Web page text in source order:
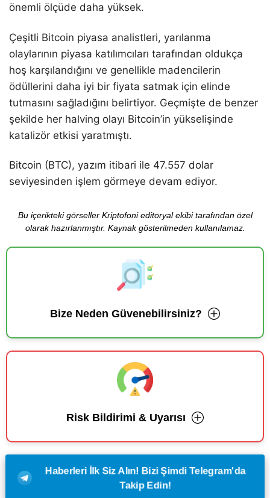
önemli ölçüde daha yüksek.
Çeşitli Bitcoin piyasa analistleri, yarılanma
olaylarının piyasa katılımcıları tarafından oldukça
hoş karşılandığını ve genellikle madencilerin
ödüllerini daha iyi bir fiyata satmak için elinde
tutmasını sağladığını belirtiyor. Geçmişte de benzer
şekilde her halving olayı Bitcoin’in yükselişinde
katalizör etkisi yaratmıştı.
Bitcoin (BTC), yazım itibari ile 47.557 dolar
seviyesinden işlem görmeye devam ediyor.
Bu içerikteki görseller Kriptofoni editoryal ekibi tarafından özel
olarak hazırlanmıştır. Kaynak gösterilmeden kullanılamaz.
Bize Neden Güvenebilirsiniz?
Risk Bildirimi & Uyarısı
Haberleri İlk Siz Alın! Bizi Şimdi Telegram'da
Takip Edin!